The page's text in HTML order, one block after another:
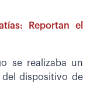
Reportan el
se realizaba un
dispositivo de